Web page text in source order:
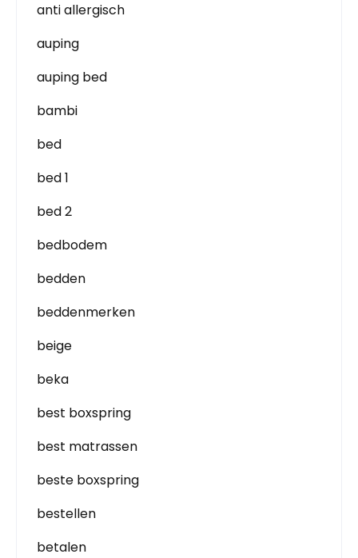
anti allergisch
auping
auping bed
bambi
bed
bed 1
bed 2
bedbodem
bedden
beddenmerken
beige
beka
best boxspring
best matrassen
beste boxspring
bestellen
betalen